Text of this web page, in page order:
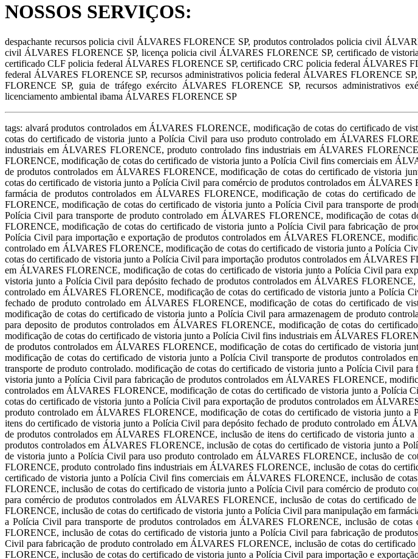
NOSSOS SERVIÇOS:
despachante recursos policia civil ÁLVARES FLORENCE SP, produtos controlados policia civil
civil ÁLVARES FLORENCE SP, licença policia civil ÁLVARES FLORENCE SP, certificado de
certificado CLF policia federal ÁLVARES FLORENCE SP, certificado CRC policia federal ÁLVARES
federal ÁLVARES FLORENCE SP, recursos administrativos policia federal ÁLVARES FLORENCE
FLORENCE SP, guia de tráfego exército ÁLVARES FLORENCE SP, recursos administrativos
licenciamento ambiental ibama ÁLVARES FLORENCE SP
tags: alvará produtos controlados em ÁLVARES FLORENCE, modificação de cotas do certificado de vistoria junto a Polícia Civil para uso produtos controlados em ÁLVARES FLORENCE, modificação de cotas do certificado de vistoria junto a Polícia Civil para uso produto controlado em ÁLVARES FLORENCE, modificação de cotas do certificado de vistoria junto a Polícia Civil produtos controlados fins industriais em ÁLVARES FLORENCE, produto controlado fins industriais em ÁLVARES FLORENCE, modificação de cotas do certificado de vistoria junto a Polícia Civil fins industriais em ÁLVARES FLORENCE, modificação de cotas do certificado de vistoria junto a Polícia Civil fins comerciais em ÁLVARES FLORENCE, modificação de cotas do certificado de vistoria junto a Polícia Civil para comércio de produtos controlados em ÁLVARES FLORENCE, modificação de cotas do certificado de vistoria junto a Polícia Civil para comércio de produto controlado em ÁLVARES FLORENCE, modificação de cotas do certificado de vistoria junto a Polícia Civil para comércio de produtos controlados em ÁLVARES FLORENCE, modificação de cotas do certificado de vistoria junto a Polícia Civil para manipulação em farmácia de produtos controlados em ÁLVARES FLORENCE, modificação de cotas do certificado de vistoria junto a Polícia Civil para manipulação em farmácia de produto controlado em ÁLVARES FLORENCE, modificação de cotas do certificado de vistoria junto a Polícia Civil para transporte de produtos controlados em ÁLVARES FLORENCE, modificação de cotas do certificado de vistoria junto a Polícia Civil para transporte de produto controlado em ÁLVARES FLORENCE, modificação de cotas do certificado de vistoria junto a Polícia Civil para fabricação de produtos controlados em ÁLVARES FLORENCE, modificação de cotas do certificado de vistoria junto a Polícia Civil para fabricação de produto controlado em ÁLVARES FLORENCE, modificação de cotas do certificado de vistoria junto a Polícia Civil para importação e exportação de produtos controlados em ÁLVARES FLORENCE, modificação de cotas do certificado de vistoria junto a Polícia Civil para importação e exportação de produto controlado em ÁLVARES FLORENCE, modificação de cotas do certificado de vistoria junto a Polícia Civil para importação e exportação de produtos controlados em ÁLVARES FLORENCE, modificação de cotas do certificado de vistoria junto a Polícia Civil para importação produtos controlados em ÁLVARES FLORENCE, modificação de cotas do certificado de vistoria junto a Polícia Civil importação de produto em ÁLVARES FLORENCE, modificação de cotas do certificado de vistoria junto a Polícia Civil para exportação de produtos controlados em ÁLVARES FLORENCE, modificação de cotas do certificado de vistoria junto a Polícia Civil para depósito fechado de produtos controlados em ÁLVARES FLORENCE, modificação de cotas do certificado de vistoria junto a Polícia Civil para depósito fechado de produto controlado em ÁLVARES FLORENCE, modificação de cotas do certificado de vistoria junto a Polícia Civil para depósito fechado de produtos controlados em ÁLVARES FLORENCE, licença para depósito fechado de produto controlado em ÁLVARES FLORENCE, modificação de cotas do certificado de vistoria junto a Polícia Civil para armazenagem de produtos controlados em ÁLVARES FLORENCE, modificação de cotas do certificado de vistoria junto a Polícia Civil para armazenagem de produto controlado em ÁLVARES FLORENCE, modificação de cotas do certificado de vistoria junto a Polícia Civil para deposito de produtos controlados em ÁLVARES FLORENCE, modificação de cotas do certificado de vistoria junto a Polícia Civil para deposito de produto controlado em ÁLVARES FLORENCE, modificação de cotas do certificado de vistoria junto a Polícia Civil fins industriais em ÁLVARES FLORENCE, modificação de cotas do certificado de vistoria junto a Polícia Civil para manipulação em farmácia de produtos controlados em ÁLVARES FLORENCE, modificação de cotas do certificado de vistoria junto a Polícia Civil para manipulação em farmácia de produto controlado em ÁLVARES FLORENCE, modificação de cotas do certificado de vistoria junto a Polícia Civil transporte de produtos controlados em ÁLVARES FLORENCE, modificação de cotas do certificado de vistoria junto a Polícia Civil para transporte de produto controlado. modificação de cotas do certificado de vistoria junto a Polícia Civil para fabricação de produto controlado em ÁLVARES FLORENCE, modificação de cotas do certificado de vistoria junto a Polícia Civil para fabricação de produtos controlados em ÁLVARES FLORENCE, modificação de cotas do certificado de vistoria junto a Polícia Civil para importação e exportação de produtos controlados em ÁLVARES FLORENCE, modificação de cotas do certificado de vistoria junto a Polícia Civil para importação e exportação de produto controlado em ÁLVARES FLORENCE, modificação de cotas do certificado de vistoria junto a Polícia Civil para exportação de produtos controlados